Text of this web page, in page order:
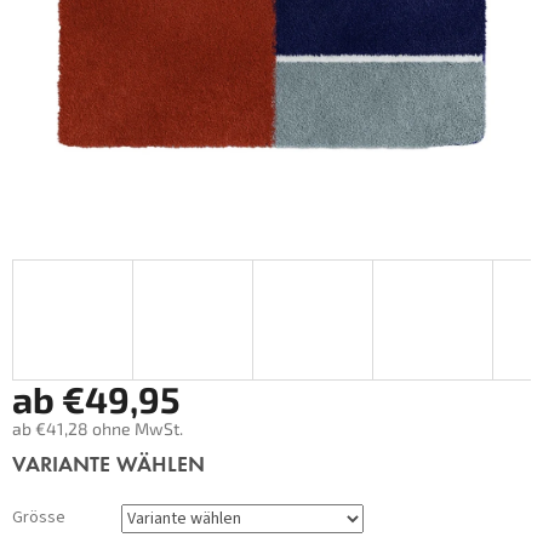
ab €49,95
ab €41,28 ohne MwSt.
Verkaufspreis:
VARIANTE WÄHLEN
Grösse